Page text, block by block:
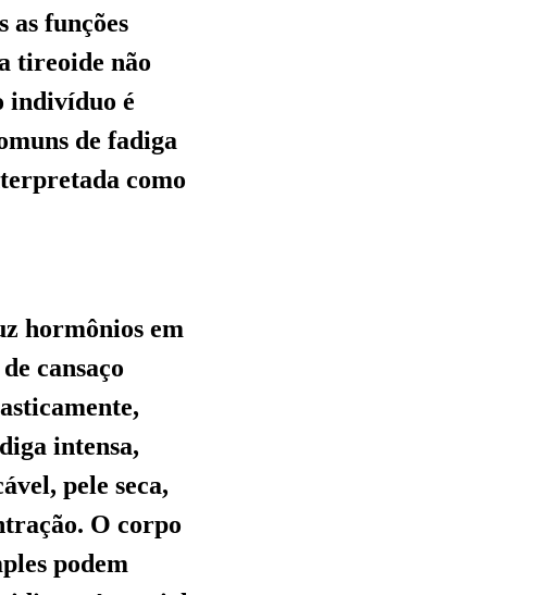
as funções
tireoide não
indivíduo é
de fadiga
como
hormônios em
cansaço
intensa,
pele seca,
O corpo
podem